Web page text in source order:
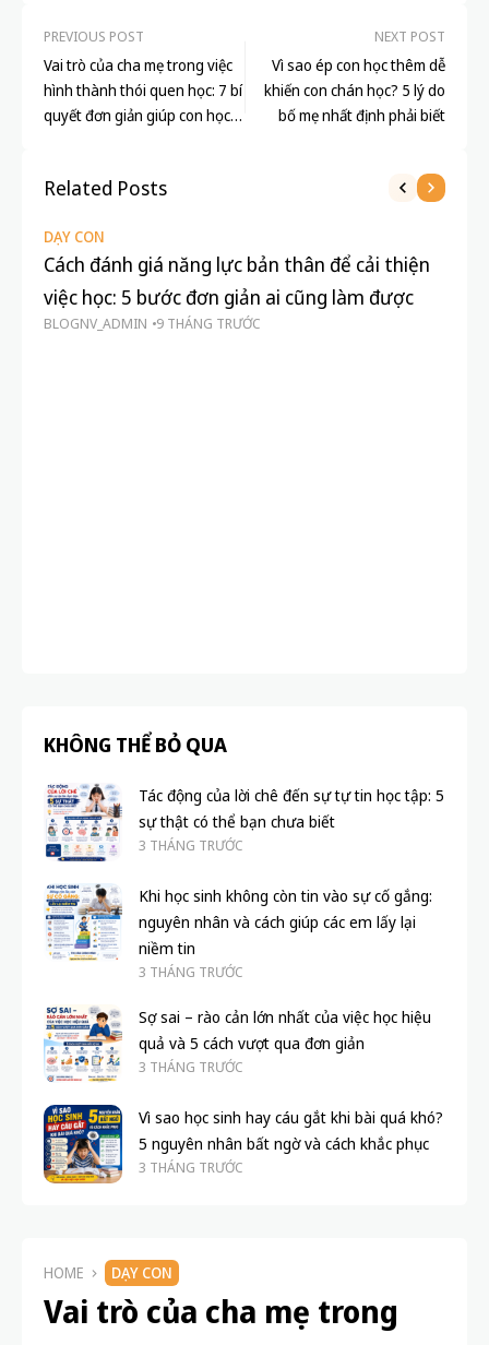
PREVIOUS POST
Vai trò của cha mẹ trong việc
hình thành thói quen học: 7 bí
quyết đơn giản giúp con học
NEXT POST
Vì sao ép con học thêm dễ
khiến con chán học? 5 lý do
bố mẹ nhất định phải biết
Related Posts
DẠY CON
Cách đánh giá năng lực bản thân để cải thiện
việc học: 5 bước đơn giản ai cũng làm được
BLOGNV_ADMIN 9 THÁNG TRƯỚC
KHÔNG THỂ BỎ QUA
Tác động của lời chê đến sự tự tin học tập: 5
sự thật có thể bạn chưa biết
3 THÁNG TRƯỚC
Khi học sinh không còn tin vào sự cố gắng:
nguyên nhân và cách giúp các em lấy lại
niềm tin
3 THÁNG TRƯỚC
Sợ sai – rào cản lớn nhất của việc học hiệu
quả và 5 cách vượt qua đơn giản
3 THÁNG TRƯỚC
Vì sao học sinh hay cáu gắt khi bài quá khó?
5 nguyên nhân bất ngờ và cách khắc phục
3 THÁNG TRƯỚC
HOME DẠY CON
Vai trò của cha mẹ trong